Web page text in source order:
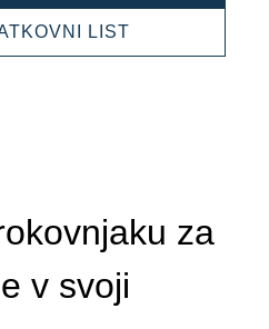
LIST
za
v svoji